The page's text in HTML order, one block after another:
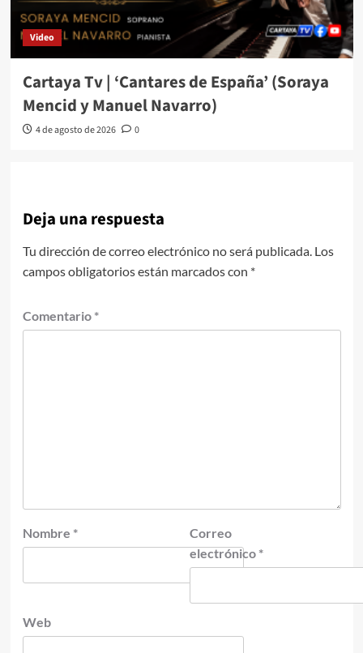
Video
Cartaya Tv | ‘Cantares de España’ (Soraya
Mencid y Manuel Navarro)
4 de agosto de 2026 0
Deja una respuesta
Tu dirección de correo electrónico no será publicada. Los
campos obligatorios están marcados con *
Comentario *
Nombre *
Correo
electrónico *
Web